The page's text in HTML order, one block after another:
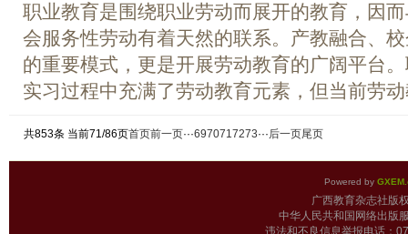
职业教育是围绕职业劳动而展开的教育，因
会服务性劳动有着天然的联系。产教融合、
的重要模式，更是开展劳动教育的广阔平台
实习过程中充满了劳动教育元素，但当前劳
共853条 当前71/86页首页前一页···6970717273···后一页尾页
Powered by
广西教育杂志
中华人民共和国网络出版
违法和不良信息举报电话：